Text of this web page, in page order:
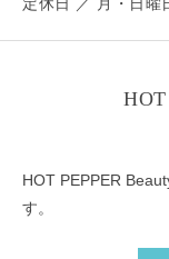
HOT PEPPER
す。